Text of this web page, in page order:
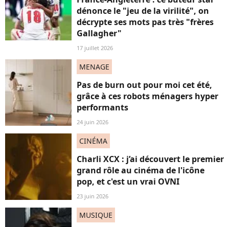
dénonce le "jeu de la virilité", on
décrypte ses mots pas très "frères
Gallagher"
17 juillet 2026
MENAGE
Pas de burn out pour moi cet été,
grâce à ces robots ménagers hyper
performants
24 juin 2026
CINÉMA
Charli XCX : j’ai découvert le premier
grand rôle au cinéma de l'icône
pop, et c'est un vrai OVNI
23 juin 2026
MUSIQUE